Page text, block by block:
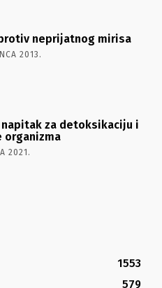
neprijatnog mirisa
2013.
napitak za detoksikaciju i
organizma
2021.
1553
579